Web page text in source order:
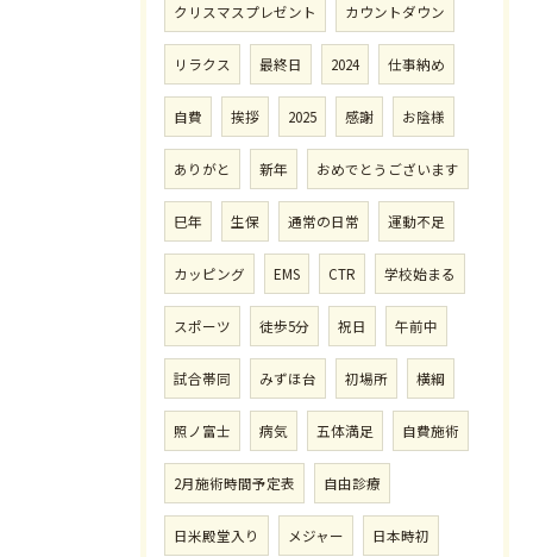
クリスマスプレゼント カウントダウン
リラクス 最終日 2024 仕事納め
自費 挨拶 2025 感謝 お陰様
ありがと 新年 おめでとうございます
巳年 生保 通常の日常 運動不足
カッピング EMS CTR 学校始まる
スポーツ 徒歩5分 祝日 午前中
試合帯同 みずほ台 初場所 横綱
照ノ富士 病気 五体満足 自費施術
2月施術時間予定表 自由診療
日米殿堂入り メジャー 日本時初